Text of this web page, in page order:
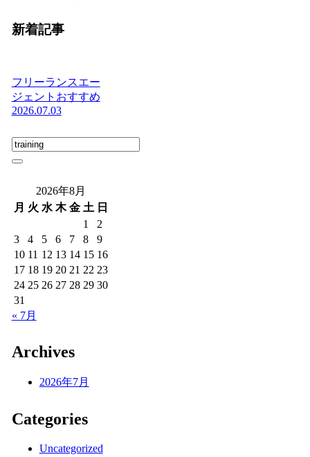
新着記事
フリーランスエー
ジェントおすすめ
2026.07.03
2026年8月
月 火 水 木 金 土 日
1
2
3
4 5 6 7 8
9
10 11 12 13 14 15 16
17 18 19 20 21 22 23
24 25 26 27 28 29 30
31
« 7月
Archives
2026年7月
Categories
Uncategorized